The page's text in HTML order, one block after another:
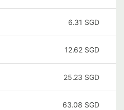
6.31 SGD
12.62 SGD
25.23 SGD
63.08 SGD